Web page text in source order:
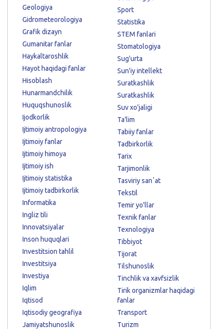
Geologiya
Gidrometeorologiya
Grafik dizayn
Gumanitar fanlar
Haykaltaroshlik
Hayot haqidagi fanlar
Hisoblash
Hunarmandchilik
Huquqshunoslik
Ijodkorlik
Ijtimoiy antropologiya
Ijtimoiy fanlar
Ijtimoiy himoya
Ijtimoiy ish
Ijtimoiy statistika
Ijtimoiy tadbirkorlik
Informatika
Ingliz tili
Innovatsiyalar
Inson huquqlari
Investitsion tahlil
Investitsiya
Investiya
Iqlim
Iqtisod
Iqtisodiy geografiya
Jamiyatshunoslik
Sport
Statistika
STEM fanlari
Stomatologiya
Sug'urta
Sun'iy intellekt
Suratkashlik
Suratkashlik
Suv xo'jaligi
Ta'lim
Tabiiy fanlar
Tadbirkorlik
Tarix
Tarjimonlik
Tasviriy sanʼat
Tekstil
Temir yo'llar
Texnik fanlar
Texnologiya
Tibbiyot
Tijorat
Tilshunoslik
Tinchlik va xavfsizlik
Tirik organizmlar haqidagi
fanlar
Transport
Turizm